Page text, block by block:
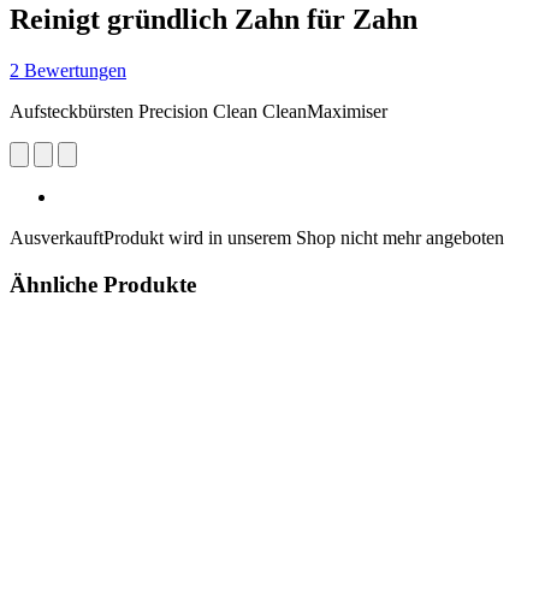
Reinigt gründlich Zahn für Zahn
2 Bewertungen
Aufsteckbürsten Precision Clean CleanMaximiser
AusverkauftProdukt wird in unserem Shop nicht mehr angeboten
Ähnliche Produkte